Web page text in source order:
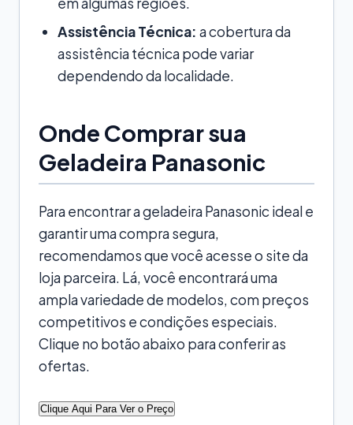
Assistência Técnica: a cobertura da
assistência técnica pode variar
dependendo da localidade.
Onde Comprar sua
Geladeira Panasonic
Para encontrar a geladeira Panasonic ideal e
garantir uma compra segura,
recomendamos que você acesse o site da
loja parceira. Lá, você encontrará uma
ampla variedade de modelos, com preços
competitivos e condições especiais.
Clique no botão abaixo para conferir as
ofertas.
Clique Aqui Para Ver o Preço